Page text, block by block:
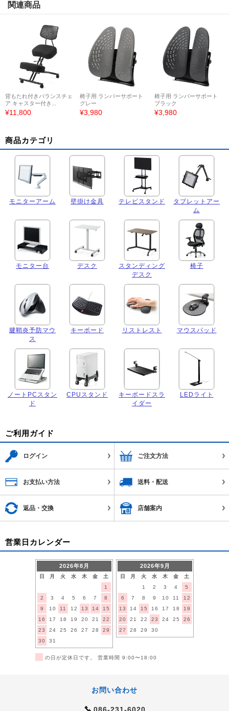
関連商品
背もたれ付きバランスチェ
ア キャスター付き...
¥11,800
椅子用 ランバーサポート
グレー
¥3,980
椅子用 ランバーサポート
ブラック
¥3,980
商品カテゴリ
モニターアーム 壁掛け金具 テレビスタンド
タブレットアー
ム
モニター台 デスク
スタンディング
デスク
椅子
腱鞘炎予防マウ
ス
キーボード リストレスト マウスパッド
ノートPCスタン
ド
CPUスタンド
キーボードスラ
イダー
LEDライト
ご利用ガイド
ログイン ご注文方法
お支払い方法 送料・配送
返品・交換 店舗案内
営業日カレンダー
2026年8月
日 月 火 水 木 金
土
1
2
3 4 5 6 7
8
9
10 11 12 13 14
15
16
17 18 19 20 21
22
23
24 25 26 27 28
29
30
31
2026年9月
日 月 火 水 木 金
土
1
2 3 4
5
6
7 8 9 10 11
12
13
14 15 16 17 18
19
20
21 22 23 24 25
26
27
28 29 30
の日が定休日です。 営業時間 9:00〜18:00
お問い合わせ